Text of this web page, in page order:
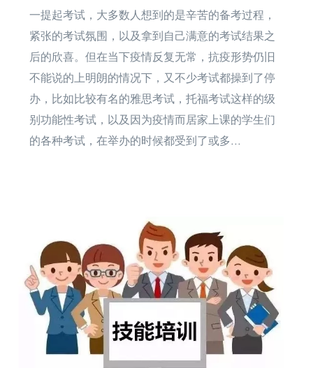
一提起考试，大多数人想到的是辛苦的备考过程，
紧张的考试氛围，以及拿到自己满意的考试结果之
后的欣喜。但在当下疫情反复无常，抗疫形势仍旧
不能说的上明朗的情况下，又不少考试都操到了停
办，比如比较有名的雅思考试，托福考试这样的级
别功能性考试，以及因为疫情而居家上课的学生们
的各种考试，在举办的时候都受到了或多...